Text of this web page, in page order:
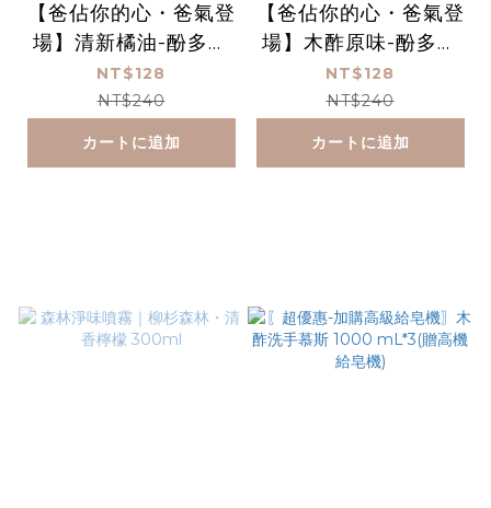
【爸佔你的心・爸氣登
場】清新橘油-酚多精
除臭抗菌液 1000 mL
(贈空瓶)
NT$128
NT$240
カートに追加
【爸佔你的心・爸氣登
場】木酢原味-酚多精
除臭抗菌液 1000 mL
(贈空瓶)
NT$128
NT$240
カートに追加